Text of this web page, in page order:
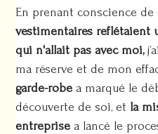
En prenant conscience
vestimentaires reflétaient
qui n'allait pas avec moi,
ma réserve et de mon
garde-robe a marqué le
découverte de soi, et la
entreprise a lancé le